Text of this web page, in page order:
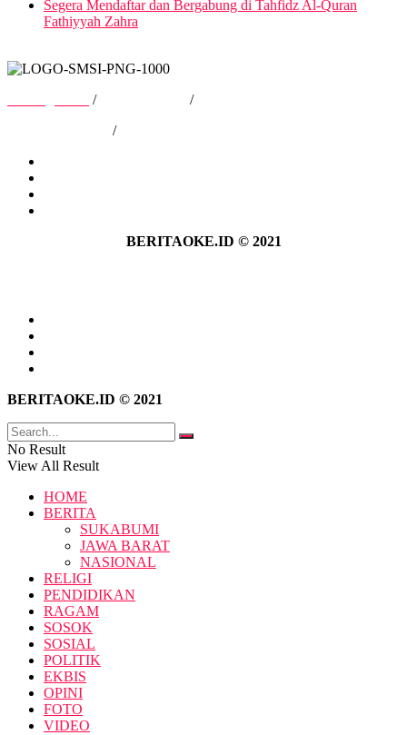
Segera Mendaftar dan Bergabung di Tahfidz Al-Quran
Fathiyyah Zahra
/
/
/
BERITAOKE.ID © 2021
BERITAOKE.ID © 2021
No Result
View All Result
HOME
BERITA
SUKABUMI
JAWA BARAT
NASIONAL
RELIGI
PENDIDIKAN
RAGAM
SOSOK
SOSIAL
POLITIK
EKBIS
OPINI
FOTO
VIDEO